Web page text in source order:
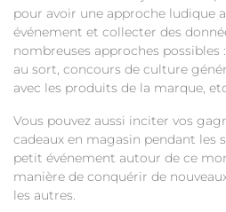
pour avoir une approche ludique
événement et collecter des
nombreuses approches
au sort, concours de culture
avec les produits de la marque,
Vous pouvez aussi inciter vos
cadeaux en magasin pendant les
petit événement autour de ce
manière de conquérir de
les autres.